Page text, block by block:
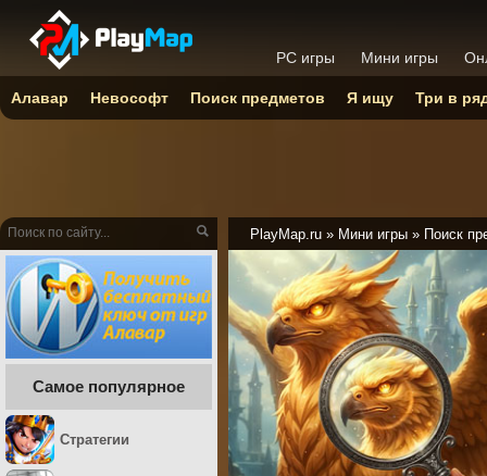
PlayMap.ru » Мини игры » Поиск
Самое популярное
Стратегии
PC игры Мини игры
Алавар Невософт Поиск предметов Я ищу Три в